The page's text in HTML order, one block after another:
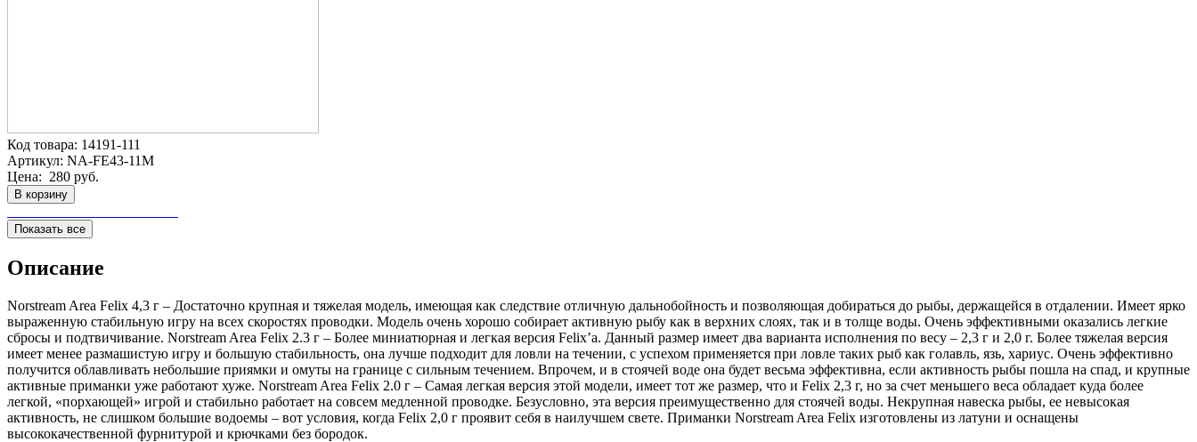
Код товара: 14191-111
Артикул: NA-FE43-11M
Цена: 280 руб.
В корзину
Показать все
Описание
Norstream Area Felix 4,3 г – Достаточно крупная и тяжелая модель, имеющая как следствие отличную дальнобойность и позволяющая добираться до рыбы, держащейся в отдалении. Имеет ярко
выраженную стабильную игру на всех скоростях проводки. Модель очень хорошо собирает активную рыбу как в верхних слоях, так и в толще воды. Очень эффективными оказались легкие
сбросы и подтвичивание. Norstream Area Felix 2.3 г – Более миниатюрная и легкая версия Felix’a. Данный размер имеет два варианта исполнения по весу – 2,3 г и 2,0 г. Более тяжелая версия
имеет менее размашистую игру и большую стабильность, она лучше подходит для ловли на течении, с успехом применяется при ловле таких рыб как голавль, язь, хариус. Очень эффективно
получится облавливать небольшие приямки и омуты на границе с сильным течением. Впрочем, и в стоячей воде она будет весьма эффективна, если активность рыбы пошла на спад, и крупные
активные приманки уже работают хуже. Norstream Area Felix 2.0 г – Самая легкая версия этой модели, имеет тот же размер, что и Felix 2,3 г, но за счет меньшего веса обладает куда более
легкой, «порхающей» игрой и стабильно работает на совсем медленной проводке. Безусловно, эта версия преимущественно для стоячей воды. Некрупная навеска рыбы, ее невысокая
активность, не слишком большие водоемы – вот условия, когда Felix 2,0 г проявит себя в наилучшем свете. Приманки Norstream Area Felix изготовлены из латуни и оснащены
высококачественной фурнитурой и крючками без бородок.